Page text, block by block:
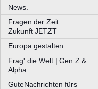
News.
Fragen der Zeit
Zukunft JETZT
Europa gestalten
Frag' die Welt | Gen Z &
Alpha
GuteNachrichten fürs